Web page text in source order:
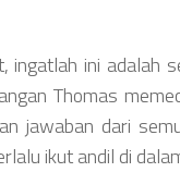
ingatlah ini adalah
Thomas
jawaban dari
ikut andil di